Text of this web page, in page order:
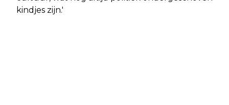
kindjes zijn.'